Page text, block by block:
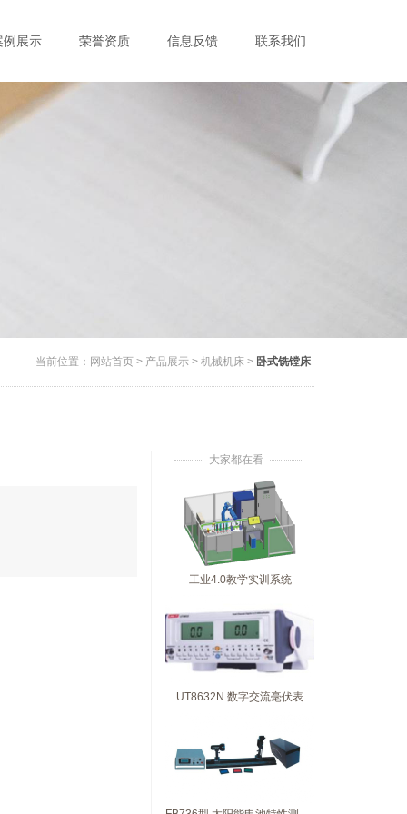
例展示 荣誉资质 信息反馈 联系我们
当前位置： 网站首页 > 产品展示 > 机械机床 > 卧式铣镗床
大家都在看
工业4.0教学实训系统
UT8632N 数字交流毫伏表